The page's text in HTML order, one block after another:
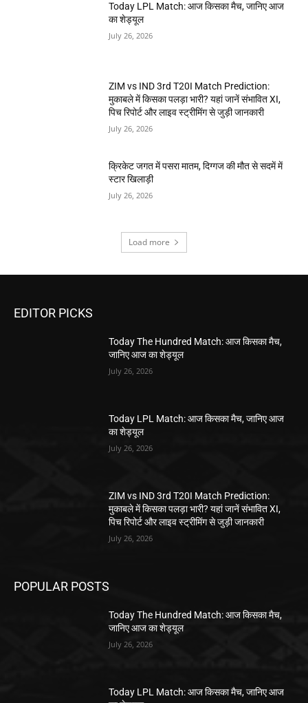
Today LPL Match: आज किसका मैच, जानिए आज
का शेड्यूल
July 26, 2026
ZIM vs IND 3rd T20I Match Prediction:
मुकाबले में किसका पलड़ा भारी? यहां जानें संभावित XI,
पिच रिपोर्ट और लाइव स्ट्रीमिंग से जुड़ी जानकारी
July 26, 2026
क्रिकेट जगत में पसरा मातम, दिग्गज की मौत से सदमें में
स्टार खिलाड़ी
July 26, 2026
Load more
EDITOR PICKS
Today The Hundred Match: आज किसका मैच,
जानिए आज का शेड्यूल
July 26, 2026
Today LPL Match: आज किसका मैच, जानिए आज
का शेड्यूल
July 26, 2026
ZIM vs IND 3rd T20I Match Prediction:
मुकाबले में किसका पलड़ा भारी? यहां जानें संभावित XI,
पिच रिपोर्ट और लाइव स्ट्रीमिंग से जुड़ी जानकारी
July 26, 2026
POPULAR POSTS
Today The Hundred Match: आज किसका मैच,
जानिए आज का शेड्यूल
July 26, 2026
Today LPL Match: आज किसका मैच, जानिए आज